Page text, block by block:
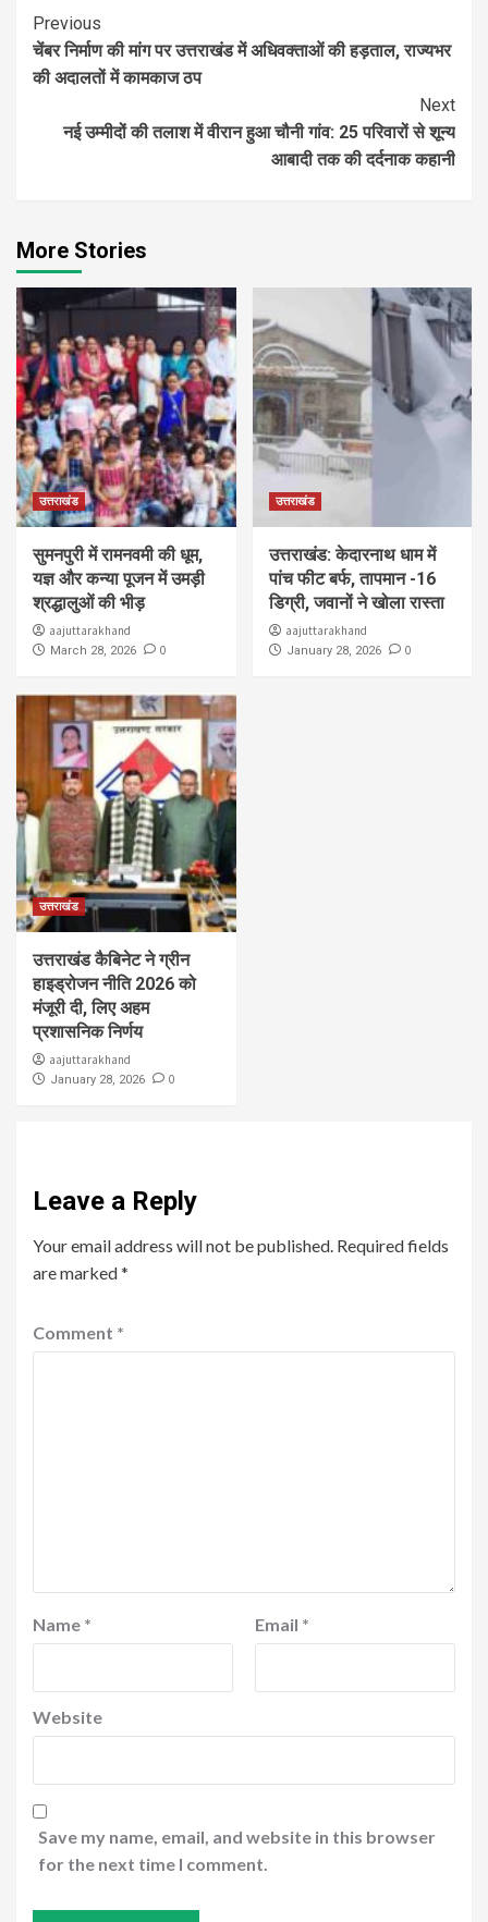
Continue
Reading
Previous
चेंबर निर्माण की मांग पर उत्तराखंड में अधिवक्ताओं की हड़ताल, राज्यभर
की अदालतों में कामकाज ठप
Next
नई उम्मीदों की तलाश में वीरान हुआ चौनी गांव: 25 परिवारों से शून्य
आबादी तक की दर्दनाक कहानी
More Stories
उत्तराखंड
सुमनपुरी में रामनवमी की धूम,
यज्ञ और कन्या पूजन में उमड़ी
श्रद्धालुओं की भीड़
aajuttarakhand
March 28, 2026 0
उत्तराखंड
उत्तराखंड: केदारनाथ धाम में
पांच फीट बर्फ, तापमान -16
डिग्री, जवानों ने खोला रास्ता
aajuttarakhand
January 28, 2026 0
उत्तराखंड
उत्तराखंड कैबिनेट ने ग्रीन
हाइड्रोजन नीति 2026 को
मंजूरी दी, लिए अहम
प्रशासनिक निर्णय
aajuttarakhand
January 28, 2026 0
Leave a Reply
Your email address will not be published. Required fields
are marked*
Comment *
Name * Email *
Website
Save my name, email, and website in this browser
for the next time I comment.